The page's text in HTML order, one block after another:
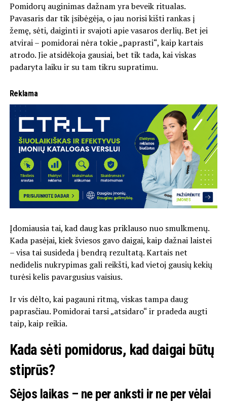
Pomidorų auginimas dažnam yra beveik ritualas.
Pavasaris dar tik įsibėgėja, o jau norisi kišti rankas į
žemę, sėti, daiginti ir svajoti apie vasaros derlių. Bet jei
atvirai – pomidorai nėra tokie „paprasti“, kaip kartais
atrodo. Jie atsidėkoja gausiai, bet tik tada, kai viskas
padaryta laiku ir su tam tikru supratimu.
Reklama
Įdomiausia tai, kad daug kas priklauso nuo smulkmenų.
Kada pasėjai, kiek šviesos gavo daigai, kaip dažnai laistei
– visa tai susideda į bendrą rezultatą. Kartais net
nedidelis nukrypimas gali reikšti, kad vietoj gausių kekių
turėsi kelis pavargusius vaisius.
Ir vis dėlto, kai pagauni ritmą, viskas tampa daug
paprasčiau. Pomidorai tarsi „atsidaro“ ir pradeda augti
taip, kaip reikia.
Kada sėti pomidorus, kad daigai būtų
stiprūs?
Sėjos laikas – ne per anksti ir ne per vėlai